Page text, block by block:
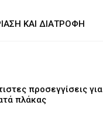
ΚΑΙ ΔΙΑΤΡΟΦΗ
προσεγγίσεις
πλάκας